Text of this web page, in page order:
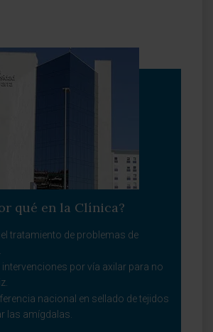
qué en la Clínica?
tratamiento de problemas de
intervenciones por vía axilar para no
nacional en sellado de tejidos
las amígdalas.